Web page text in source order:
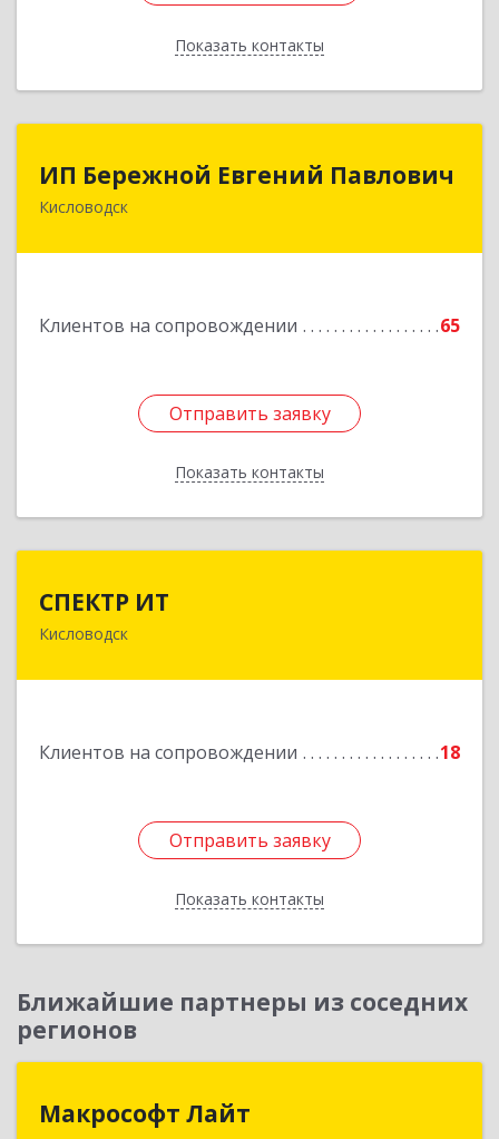
Показать контакты
Назад
ИП Бережной Евгений Павлович
Кисловодск
Клиентов на сопровождении 65
Отправить заявку
Показать контакты
ИП Бережной Евгений Павлович
357748, Ставропольский край, Кисловодск г,
Отправить заявку
Назад
СПЕКТР ИТ
Кисловодск
Клиентов на сопровождении 18
Отправить заявку
Показать контакты
357736, Ставропольский край, Кисловодск г,
Отправить заявку
Назад
Ближайшие партнеры из соседних
регионов
Макрософт Лайт